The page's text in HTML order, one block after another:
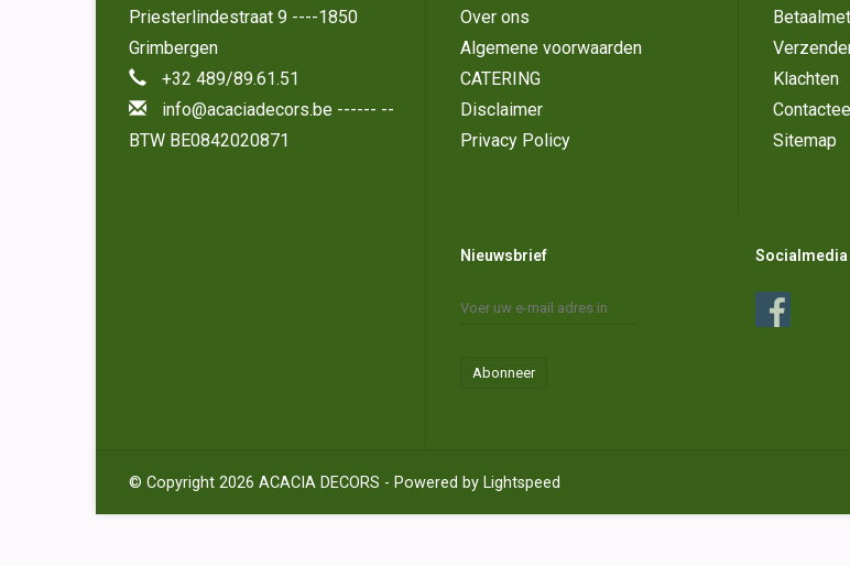
Priesterlindestraat 9 ----1850
Grimbergen
+32 489/89.61.51
info@acaciadecors.be ------ --
BTW BE0842020871
Over ons
Algemene voorwaarden
CATERING
Disclaimer
Privacy Policy
Klachten
Sitemap
Nieuwsbrief
Abonneer
Socialmedia
© Copyright 2026 ACACIA DECORS - Powered by Lightspeed